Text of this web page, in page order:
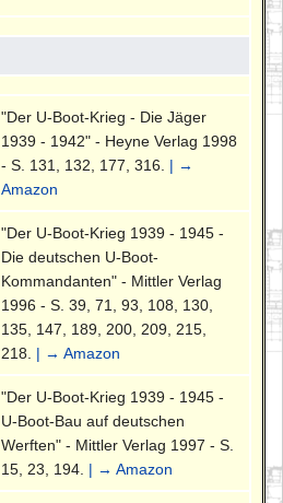
"Der U-Boot-Krieg - Die Jäger
1939 - 1942" - Heyne Verlag 1998
- S. 131, 132, 177, 316. | →
Amazon
"Der U-Boot-Krieg 1939 - 1945 -
Die deutschen U-Boot-
Kommandanten" - Mittler Verlag
1996 - S. 39, 71, 93, 108, 130,
135, 147, 189, 200, 209, 215,
218. | → Amazon
"Der U-Boot-Krieg 1939 - 1945 -
U-Boot-Bau auf deutschen
Werften" - Mittler Verlag 1997 - S.
15, 23, 194. | → Amazon